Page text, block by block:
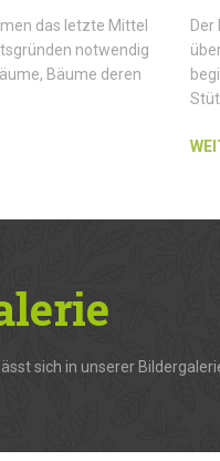
das letzte Mittel
notwendig
Bäume deren
sich in unserer